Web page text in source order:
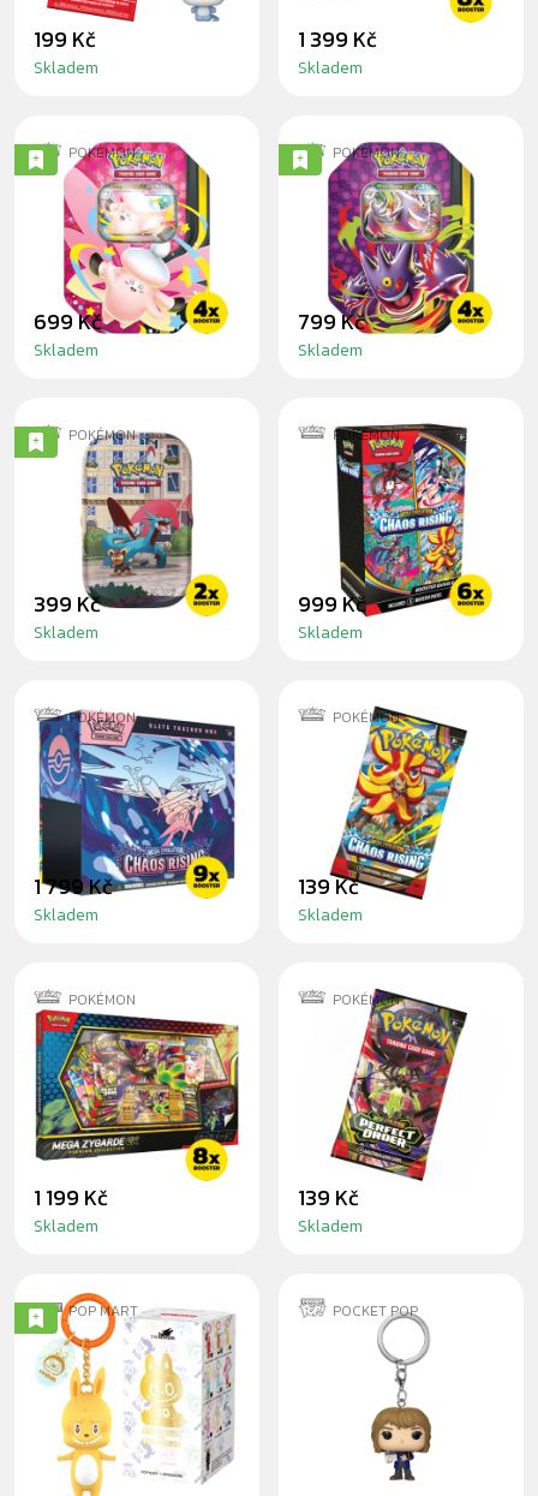
199 Kč
Skladem
1 399 Kč
Skladem
POKÉMON
POKÉMON: MEGA
CLEFABLE
MOONLIT TIN
699 Kč
Skladem
POKÉMON
POKÉMON: MEGA
GENGAR MOONLIT
TIN
799 Kč
Skladem
POKÉMON
POKÉMON:
LUMIOSE CITY
MINI TIN
399 Kč
Skladem
POKÉMON
POKÉMON: CHAOS
RISING - BOOSTER
BUNDLE
999 Kč
Skladem
POKÉMON
POKÉMON: CHAOS
RISING - ELITE
TRAINER BOX
1 799 Kč
Skladem
POKÉMON
POKÉMON CHAOS
RISING BOOSTER
139 Kč
Skladem
POKÉMON
POKÉMON: MEGA
ZYGARDE EX
PREMIUM
COLLECTION
1 199 Kč
Skladem
POKÉMON
POKÉMON
PERFECT ORDER
BOOSTER
139 Kč
Skladem
POP MART
LABUBU THE
MONSTERS 10TH
ANNIVERSARY
BLINDBOX
POCKET POP
ROBIN - PŘÍVĚSEK
NA KLÍČE